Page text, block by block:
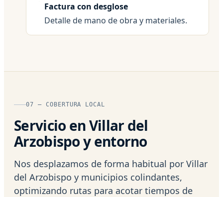
Factura con desglose
Detalle de mano de obra y materiales.
07 — COBERTURA LOCAL
Servicio en Villar del
Arzobispo y entorno
Nos desplazamos de forma habitual por Villar
del Arzobispo y municipios colindantes,
optimizando rutas para acotar tiempos de